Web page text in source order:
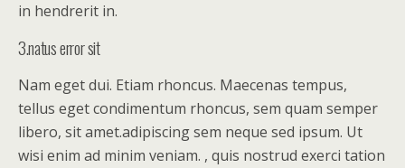
in hendrerit in.
3.natus error sit
Nam eget dui. Etiam rhoncus. Maecenas tempus,
tellus eget condimentum rhoncus, sem quam semper
libero, sit amet.adipiscing sem neque sed ipsum. Ut
wisi enim ad minim veniam. , quis nostrud exerci tation